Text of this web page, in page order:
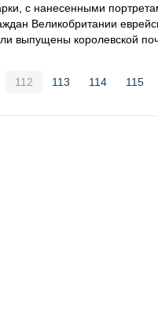
с нанесенными
Великобритании
выпущены королевской
112 113 114 115